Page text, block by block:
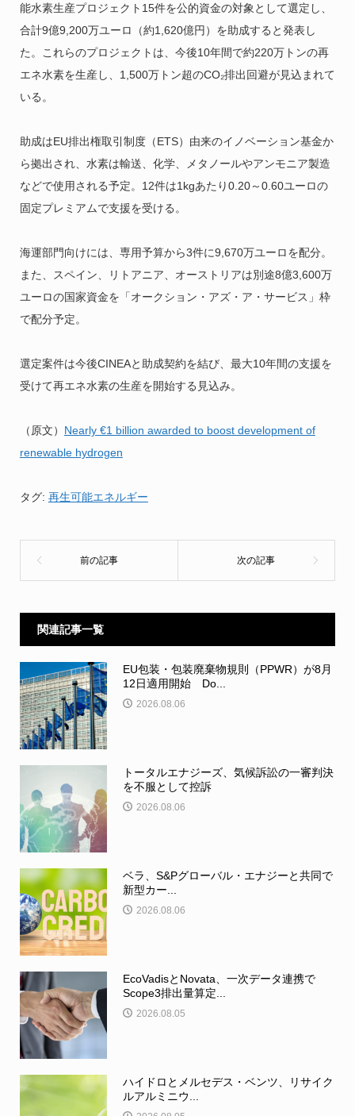
能水素生産プロジェクト15件を公的資金の対象として選定し、
合計9億9,200万ユーロ（約1,620億円）を助成すると発表し
た。これらのプロジェクトは、今後10年間で約220万トンの再
エネ水素を生産し、1,500万トン超のCO₂排出回避が見込まれて
いる。
助成はEU排出権取引制度（ETS）由来のイノベーション基金か
ら拠出され、水素は輸送、化学、メタノールやアンモニア製造
などで使用される予定。12件は1kgあたり0.20～0.60ユーロの
固定プレミアムで支援を受ける。
海運部門向けには、専用予算から3件に9,670万ユーロを配分。
また、スペイン、リトアニア、オーストリアは別途8億3,600万
ユーロの国家資金を「オークション・アズ・ア・サービス」枠
で配分予定。
選定案件は今後CINEAと助成契約を結び、最大10年間の支援を
受けて再エネ水素の生産を開始する見込み。
（原文） Nearly €1 billion awarded to boost development of
renewable hydrogen
タグ: 再生可能エネルギー
関連記事一覧
EU包装・包装廃棄物規則（PPWR）が8月
12日適用開始 Do...
2026.08.06
トータルエナジーズ、気候訴訟の一審判決
を不服として控訴
2026.08.06
ベラ、S&Pグローバル・エナジーと共同で
新型カー...
2026.08.06
EcoVadisとNovata、一次データ連携で
Scope3排出量算定...
2026.08.05
ハイドロとメルセデス・ベンツ、リサイク
ルアルミニウ...